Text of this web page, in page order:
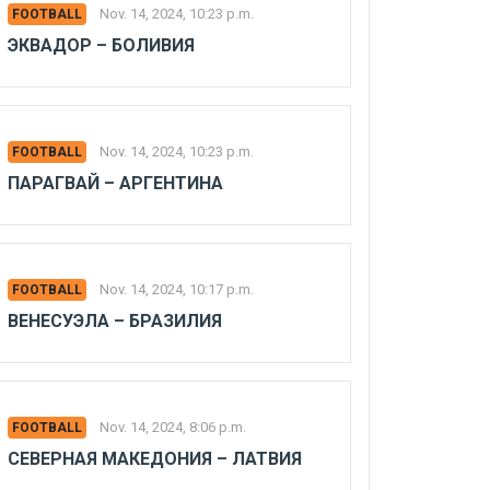
FOOTBALL Nov. 14, 2024, 10:23 p.m.
ЭКВАДОР – БОЛИВИЯ
FOOTBALL Nov. 14, 2024, 10:23 p.m.
ПАРАГВАЙ – АРГЕНТИНА
FOOTBALL Nov. 14, 2024, 10:17 p.m.
ВЕНЕСУЭЛА – БРАЗИЛИЯ
FOOTBALL Nov. 14, 2024, 8:06 p.m.
СЕВЕРНАЯ МАКЕДОНИЯ – ЛАТВИЯ